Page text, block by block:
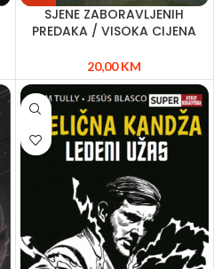
SJENE ZABORAVLJENIH
PREDAKA / VISOKA CIJENA
20,00KM